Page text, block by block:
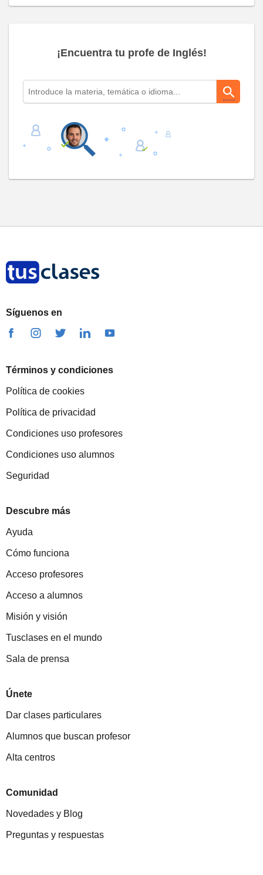
¡Encuentra tu profe de Inglés!
Síguenos en
Términos y condiciones
Política de cookies
Política de privacidad
Condiciones uso profesores
Condiciones uso alumnos
Seguridad
Descubre más
Ayuda
Cómo funciona
Acceso profesores
Acceso a alumnos
Misión y visión
Tusclases en el mundo
Sala de prensa
Únete
Dar clases particulares
Alumnos que buscan profesor
Alta centros
Comunidad
Novedades y Blog
Preguntas y respuestas